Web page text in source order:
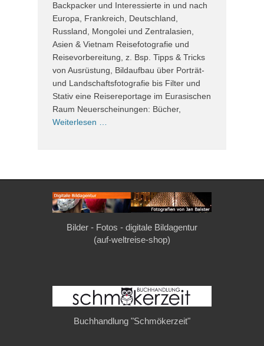
Backpacker und Interessierte in und nach
Europa, Frankreich, Deutschland,
Russland, Mongolei und Zentralasien,
Asien & Vietnam Reisefotografie und
Reisevorbereitung, z. Bsp. Tipps & Tricks
von Ausrüstung, Bildaufbau über Porträt-
und Landschaftsfotografie bis Filter und
Stativ eine Reisereportage im Eurasischen
Raum Neuerscheinungen: Bücher,
Weiterlesen …
Bilder - Fotos - digitale Bildagentur
(auf-weltreise-shop)
Buchhandlung "Schmökerzeit"